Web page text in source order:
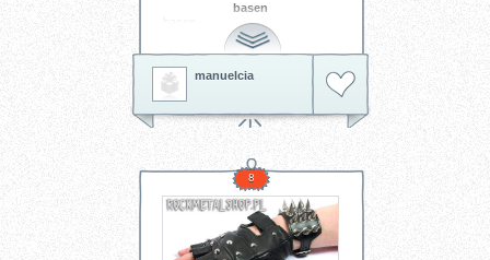
basen
manuelcia
8